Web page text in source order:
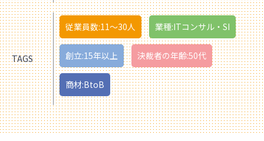
TAGS
従業員数:11〜30人 業種:ITコンサル・SI
創立:15年以上 決裁者の年齢:50代
商材:BtoB